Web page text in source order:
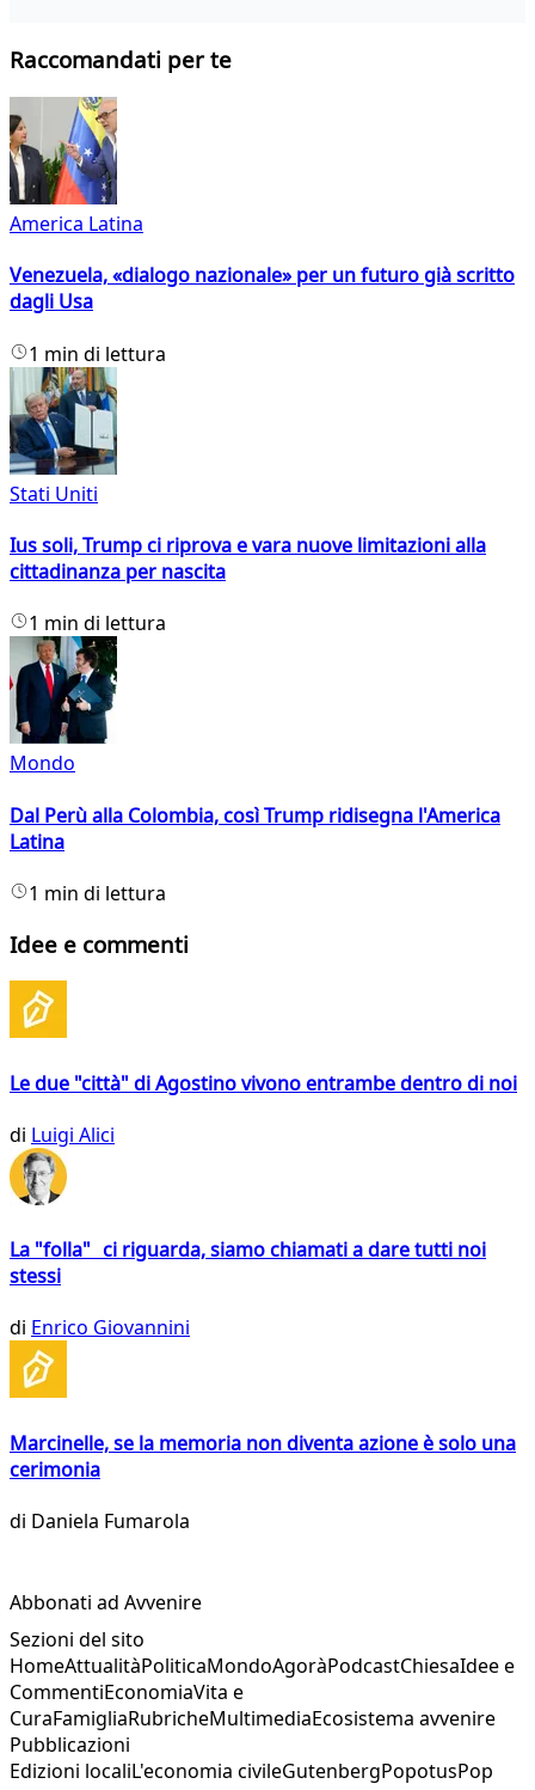
Raccomandati per te
America Latina
Venezuela, «dialogo nazionale» per un futuro già scritto
dagli Usa
1 min di lettura
Stati Uniti
Ius soli, Trump ci riprova e vara nuove limitazioni alla
cittadinanza per nascita
1 min di lettura
Mondo
Dal Perù alla Colombia, così Trump ridisegna l'America
Latina
1 min di lettura
Idee e commenti
Le due "città" di Agostino vivono entrambe dentro di noi
di Luigi Alici
La "folla" ci riguarda, siamo chiamati a dare tutti noi
stessi
di Enrico Giovannini
Marcinelle, se la memoria non diventa azione è solo una
cerimonia
di Daniela Fumarola
Abbonati ad Avvenire
Sezioni del sito
HomeAttualitàPoliticaMondoAgoràPodcastChiesaIdee e
CommentiEconomiaVita e
CuraFamigliaRubricheMultimediaEcosistema avvenire
Pubblicazioni
Edizioni localiL'economia civileGutenbergPopotusPop